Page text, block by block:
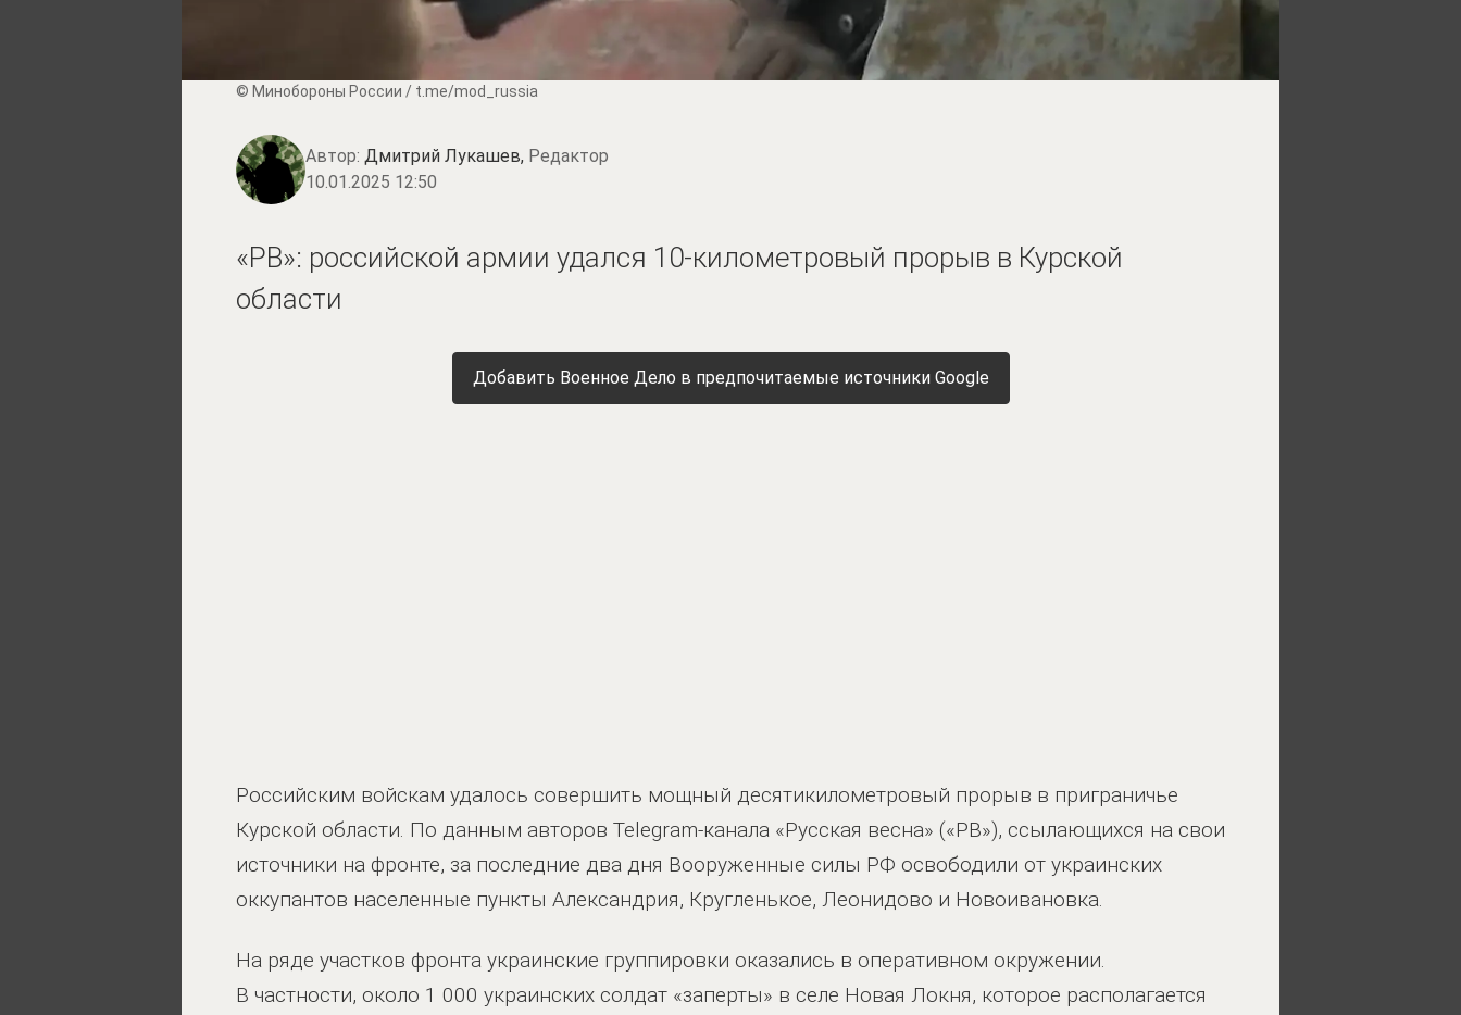
© Минобороны России / t.me/mod_russia
Автор: Дмитрий Лукашев, Редактор
10.01.2025 12:50
«РВ»: российской армии удался 10-километровый прорыв в Курской
области
Добавить Военное Дело в предпочитаемые источники Google
Российским войскам удалось совершить мощный десятикилометровый прорыв в приграничье
Курской области. По данным авторов Telegram-канала «Русская весна» («РВ»), ссылающихся на свои
источники на фронте, за последние два дня Вооруженные силы РФ освободили от украинских
оккупантов населенные пункты Александрия, Кругленькое, Леонидово и Новоивановка.
На ряде участков фронта украинские группировки оказались в оперативном окружении.
В частности, около 1 000 украинских солдат «заперты» в селе Новая Локня, которое располагается